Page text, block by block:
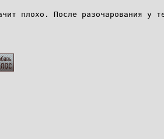
плохо. После разочарования у